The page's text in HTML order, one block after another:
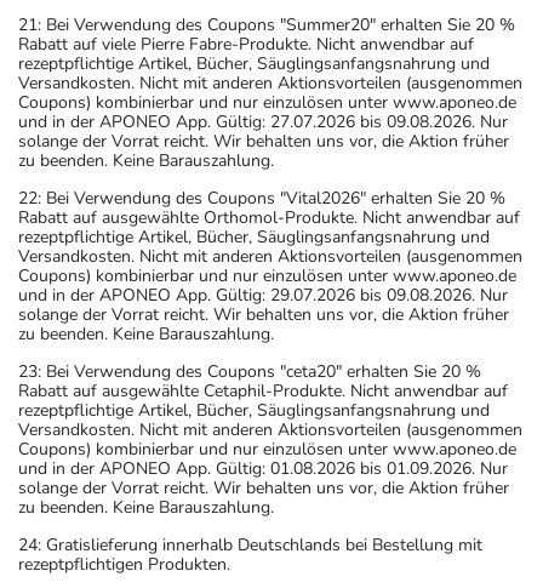
21: Bei Verwendung des Coupons "Summer20" erhalten Sie 20 %
Rabatt auf viele Pierre Fabre-Produkte. Nicht anwendbar auf
rezeptpflichtige Artikel, Bücher, Säuglingsanfangsnahrung und
Versandkosten. Nicht mit anderen Aktionsvorteilen (ausgenommen
Coupons) kombinierbar und nur einzulösen unter www.aponeo.de
und in der APONEO App. Gültig: 27.07.2026 bis 09.08.2026. Nur
solange der Vorrat reicht. Wir behalten uns vor, die Aktion früher
zu beenden. Keine Barauszahlung.
22: Bei Verwendung des Coupons "Vital2026" erhalten Sie 20 %
Rabatt auf ausgewählte Orthomol-Produkte. Nicht anwendbar auf
rezeptpflichtige Artikel, Bücher, Säuglingsanfangsnahrung und
Versandkosten. Nicht mit anderen Aktionsvorteilen (ausgenommen
Coupons) kombinierbar und nur einzulösen unter www.aponeo.de
und in der APONEO App. Gültig: 29.07.2026 bis 09.08.2026. Nur
solange der Vorrat reicht. Wir behalten uns vor, die Aktion früher
zu beenden. Keine Barauszahlung.
23: Bei Verwendung des Coupons "ceta20" erhalten Sie 20 %
Rabatt auf ausgewählte Cetaphil-Produkte. Nicht anwendbar auf
rezeptpflichtige Artikel, Bücher, Säuglingsanfangsnahrung und
Versandkosten. Nicht mit anderen Aktionsvorteilen (ausgenommen
Coupons) kombinierbar und nur einzulösen unter www.aponeo.de
und in der APONEO App. Gültig: 01.08.2026 bis 01.09.2026. Nur
solange der Vorrat reicht. Wir behalten uns vor, die Aktion früher
zu beenden. Keine Barauszahlung.
24: Gratislieferung innerhalb Deutschlands bei Bestellung mit
rezeptpflichtigen Produkten.